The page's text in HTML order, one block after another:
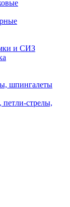
и СИЗ
шпингалеты
стрелы,